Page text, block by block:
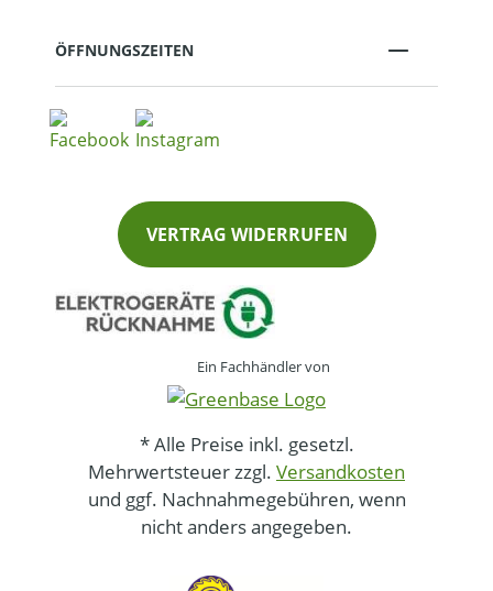
ÖFFNUNGSZEITEN
VERTRAG WIDERRUFEN
Ein Fachhändler von
* Alle Preise inkl. gesetzl.
Mehrwertsteuer zzgl. Versandkosten
und ggf. Nachnahmegebühren, wenn
nicht anders angegeben.